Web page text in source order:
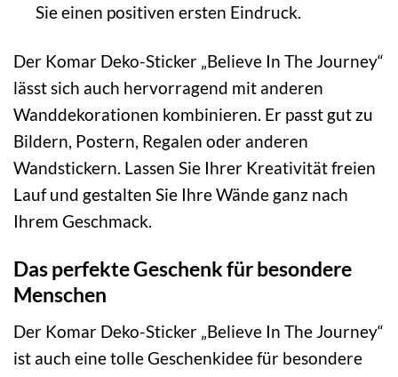
Sie einen positiven ersten Eindruck.
Der Komar Deko-Sticker „Believe In The Journey“
lässt sich auch hervorragend mit anderen
Wanddekorationen kombinieren. Er passt gut zu
Bildern, Postern, Regalen oder anderen
Wandstickern. Lassen Sie Ihrer Kreativität freien
Lauf und gestalten Sie Ihre Wände ganz nach
Ihrem Geschmack.
Das perfekte Geschenk für besondere
Menschen
Der Komar Deko-Sticker „Believe In The Journey“
ist auch eine tolle Geschenkidee für besondere